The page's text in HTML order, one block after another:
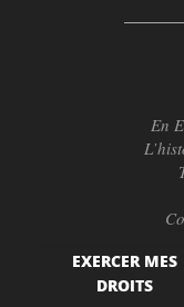
En
EXERCER MES
DROITS